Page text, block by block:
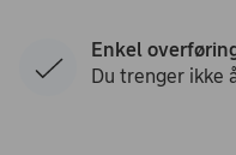
Enkel
Du trenger ikke